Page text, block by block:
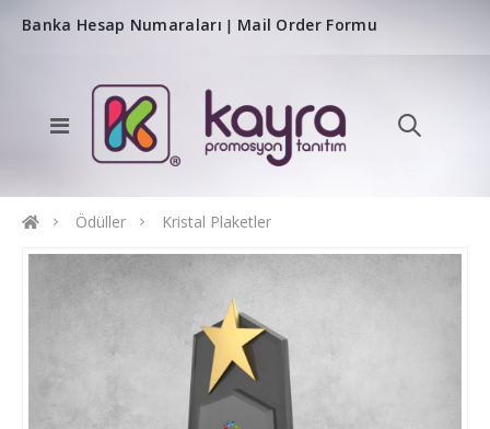
Banka Hesap Numaraları | Mail Order Formu
Ödüller Kristal Plaketler